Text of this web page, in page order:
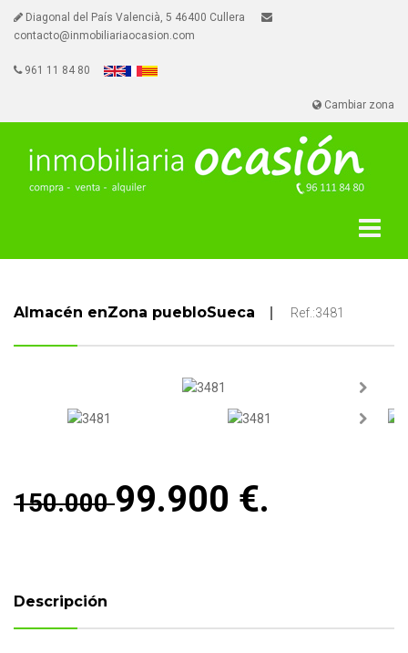
Diagonal del País Valencià, 5 46400 Cullera
contacto@inmobiliariaocasion.com
961 11 84 80
Cambiar zona
Almacén enZona puebloSueca Ref.:3481
Next
150.00099.900 €.
Descripción